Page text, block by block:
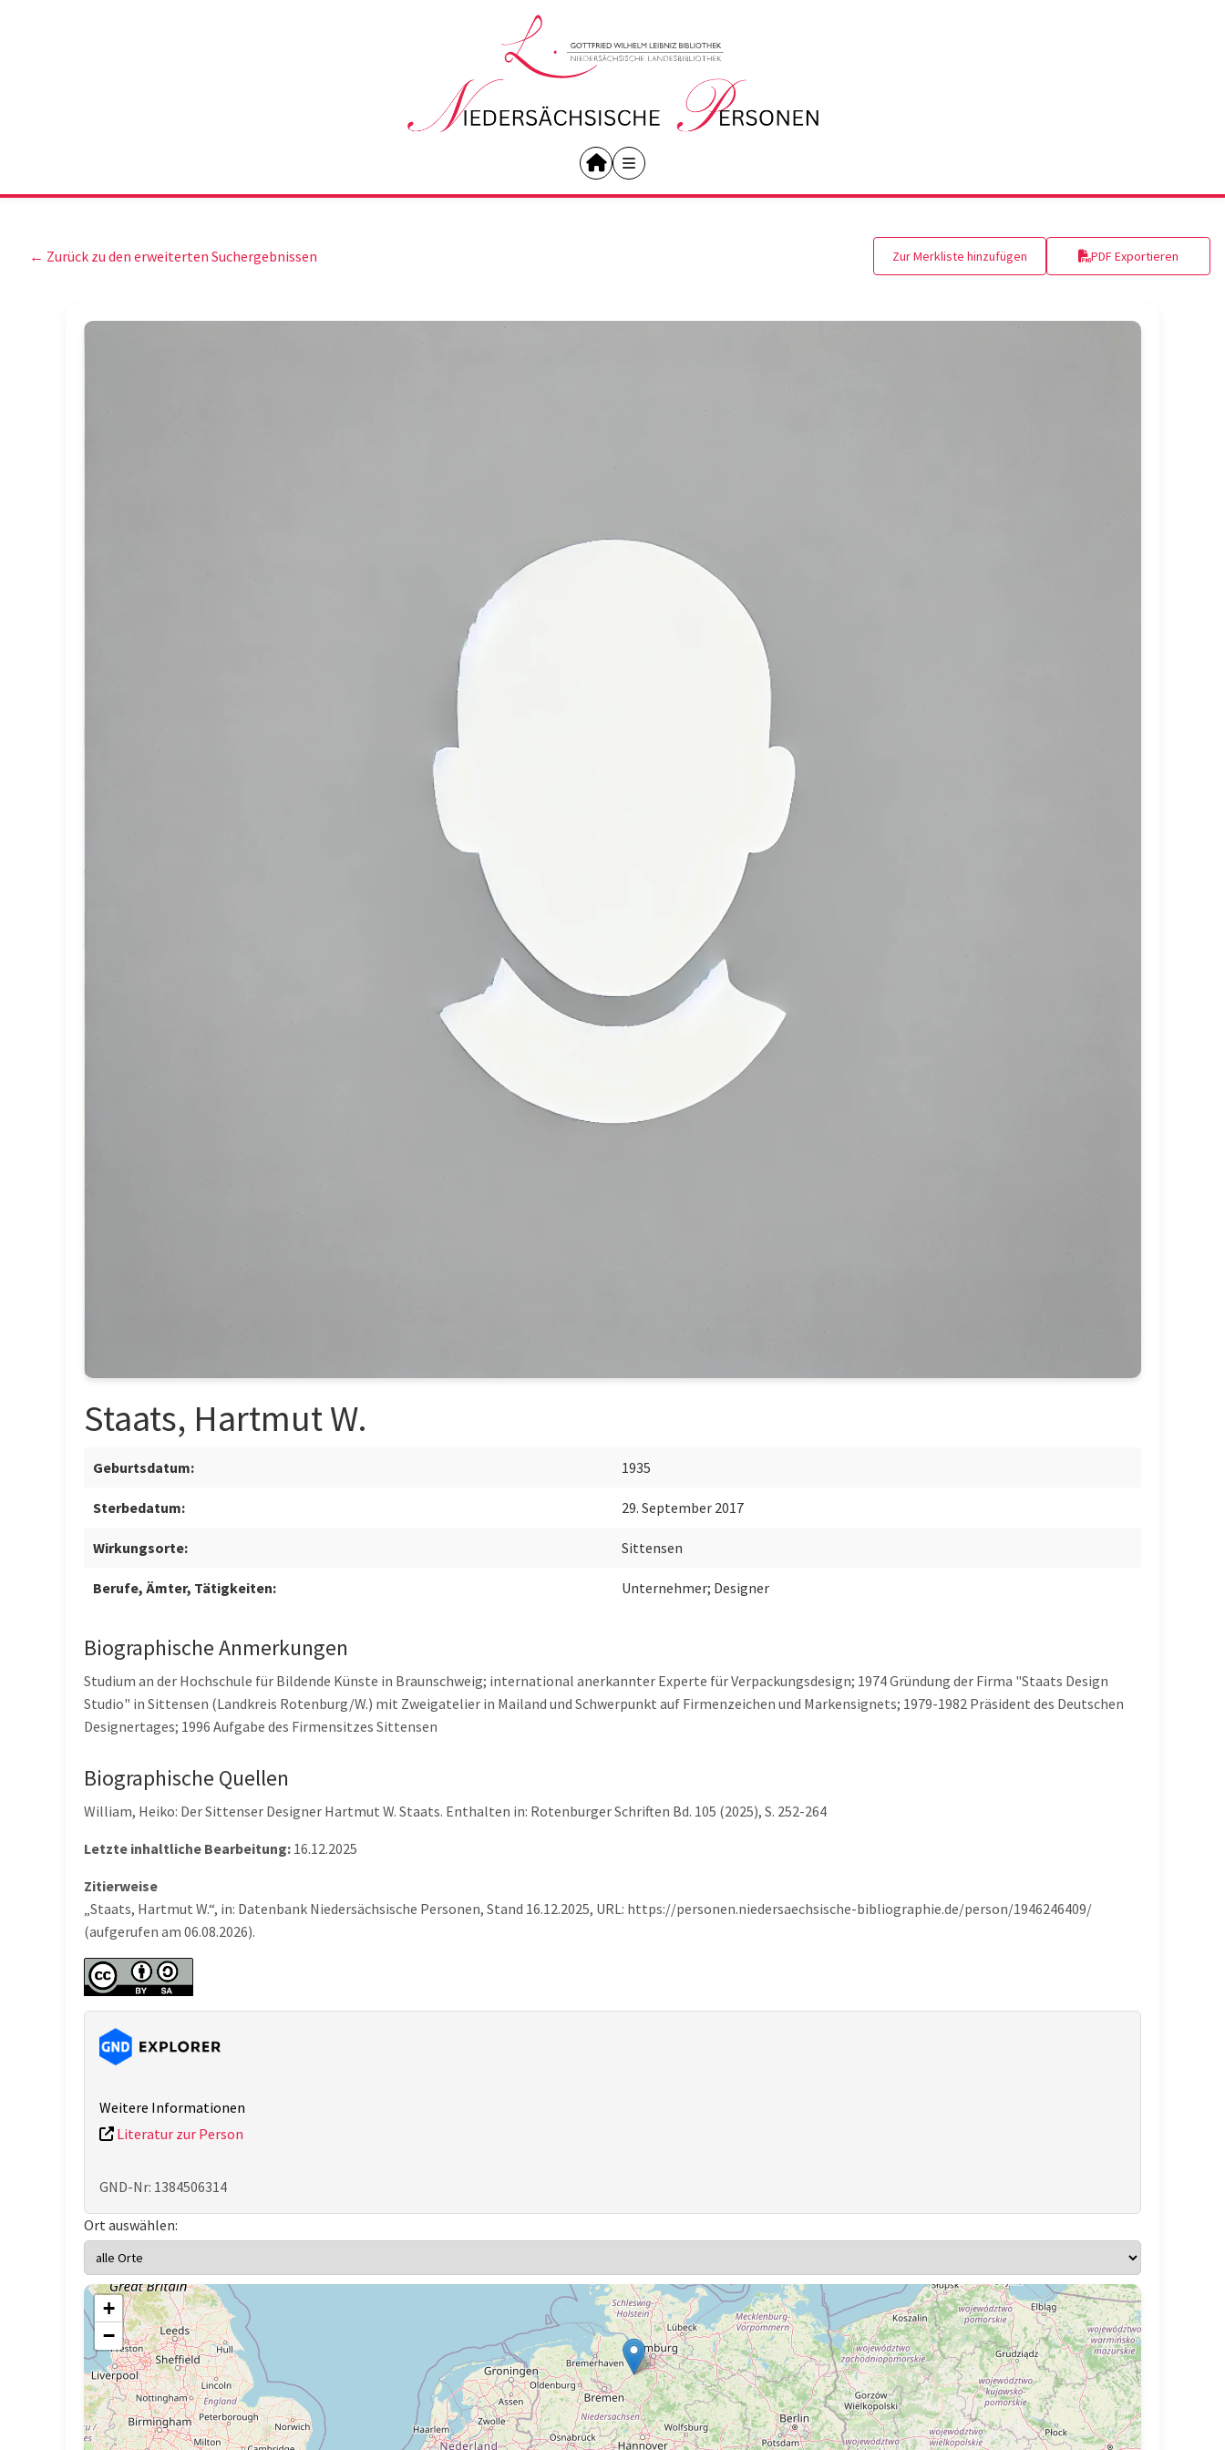
← Zurück zu den erweiterten Suchergebnissen Zur Merkliste hinzufügen PDF Exportieren
Staats, Hartmut W.
Geburtsdatum: 1935
Sterbedatum: 29. September 2017
Wirkungsorte: Sittensen
Berufe, Ämter, Tätigkeiten: Unternehmer; Designer
Biographische Anmerkungen
Studium an der Hochschule für Bildende Künste in Braunschweig; international anerkannter Experte für Verpackungsdesign; 1974 Gründung der Firma "Staats Design
Studio" in Sittensen (Landkreis Rotenburg/W.) mit Zweigatelier in Mailand und Schwerpunkt auf Firmenzeichen und Markensignets; 1979-1982 Präsident des Deutschen
Designertages; 1996 Aufgabe des Firmensitzes Sittensen
Biographische Quellen
William, Heiko: Der Sittenser Designer Hartmut W. Staats. Enthalten in: Rotenburger Schriften Bd. 105 (2025), S. 252-264
Letzte inhaltliche Bearbeitung: 16.12.2025
Zitierweise
„Staats, Hartmut W.“, in: Datenbank Niedersächsische Personen, Stand 16.12.2025, URL: https://personen.niedersaechsische-bibliographie.de/person/1946246409/
(aufgerufen am 06.08.2026).
Weitere Informationen
Literatur zur Person
GND-Nr: 1384506314
Ort auswählen:
+
−